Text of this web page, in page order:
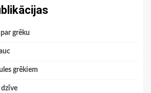
grēku
grēkiem
dzīve